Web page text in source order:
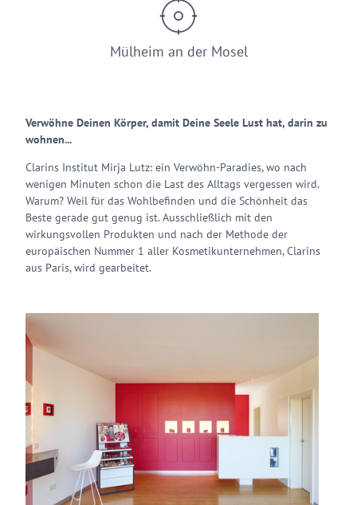
Mülheim an der Mosel
Verwöhne Deinen Körper, damit Deine Seele Lust hat, darin zu
wohnen...
Clarins Institut Mirja Lutz: ein Verwöhn-Paradies, wo nach
wenigen Minuten schon die Last des Alltags vergessen wird.
Warum? Weil für das Wohlbefinden und die Schönheit das
Beste gerade gut genug ist. Ausschließlich mit den
wirkungsvollen Produkten und nach der Methode der
europäischen Nummer 1 aller Kosmetikunternehmen, Clarins
aus Paris, wird gearbeitet.